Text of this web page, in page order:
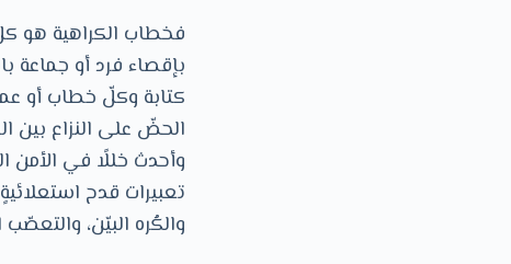
فخطاب الكراهية هو
بإقصاء فرد أو جماعة
كتابة وكلّ خطاب أو
الحضّ على النزاع بين
وأحدث خللًا في
تعبيرات قدح
والكُره البيّن،